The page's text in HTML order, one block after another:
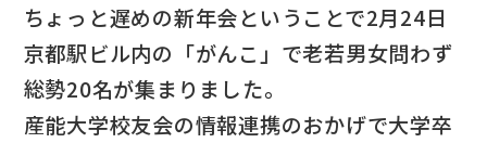
ちょっと遅めの新年会ということで2月24日
京都駅ビル内の「がんこ」で老若男女問わず
総勢20名が集まりました。
産能大学校友会の情報連携のおかげで大学卒